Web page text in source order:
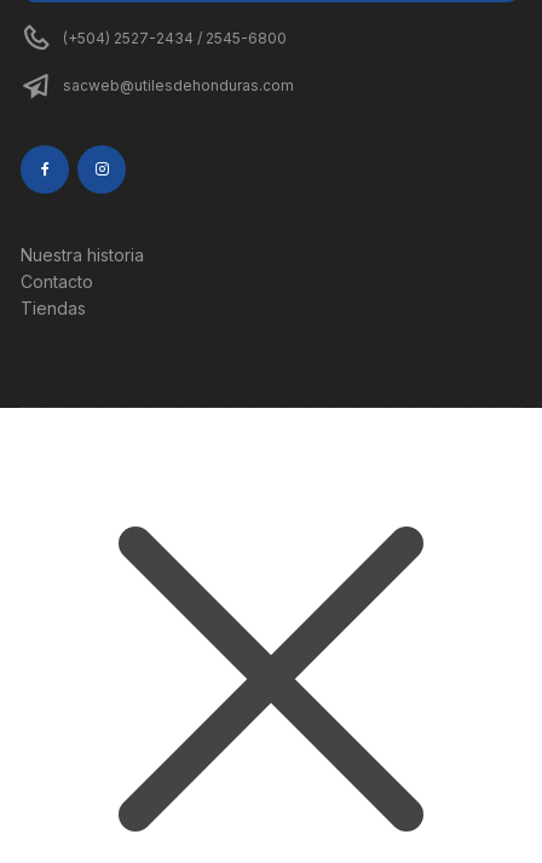
(+504) 2527-2434 / 2545-6800
sacweb@utilesdehonduras.com
Nuestra historia
Contacto
Tiendas